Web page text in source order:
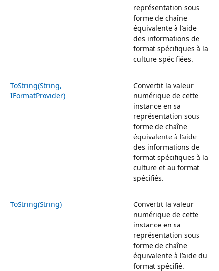
représentation sous
forme de chaîne
équivalente à l’aide
des informations de
format spécifiques à la
culture spécifiées.
ToString(String,
IFormatProvider)
Convertit la valeur
numérique de cette
instance en sa
représentation sous
forme de chaîne
équivalente à l’aide
des informations de
format spécifiques à la
culture et au format
spécifiés.
ToString(String)
Convertit la valeur
numérique de cette
instance en sa
représentation sous
forme de chaîne
équivalente à l’aide du
format spécifié.